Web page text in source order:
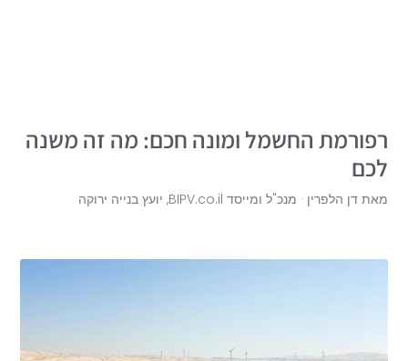
רפורמת החשמל ומונה חכם: מה זה משנה
לכם
מאת דן הלפרין · מנכ"ל ומייסד BIPV.co.il, יועץ בנייה ירוקה